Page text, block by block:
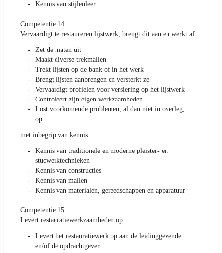
Kennis van stijlenleer
Competentie 14:
Vervaardigt te restaureren lijstwerk, brengt dit aan en werkt af
Zet de maten uit
Maakt diverse trekmallen
Trekt lijsten op de bank of in het werk
Brengt lijsten aanbrengen en versterkt ze
Vervaardigt profielen voor versiering op het lijstwerk
Controleert zijn eigen werkzaamheden
Lost voorkomende problemen, al dan niet in overleg,
op
met inbegrip van kennis:
Kennis van traditionele en moderne pleister- en
stucwerktechnieken
Kennis van constructies
Kennis van mallen
Kennis van materialen, gereedschappen en apparatuur
Competentie 15:
Levert restauratiewerkzaamheden op
Levert het restauratiewerk op aan de leidinggevende
en/of de opdrachtgever